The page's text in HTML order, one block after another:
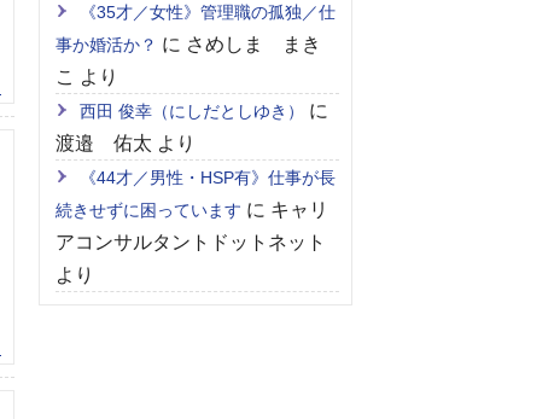
《35才／女性》管理職の孤独／仕
事か婚活か？ に さめしま まき
こ より
西田 俊幸（にしだとしゆき）
に
渡邉 佑太 より
《44才／男性・HSP有》仕事が長
続きせずに困っています に キャリ
アコンサルタントドットネット
より